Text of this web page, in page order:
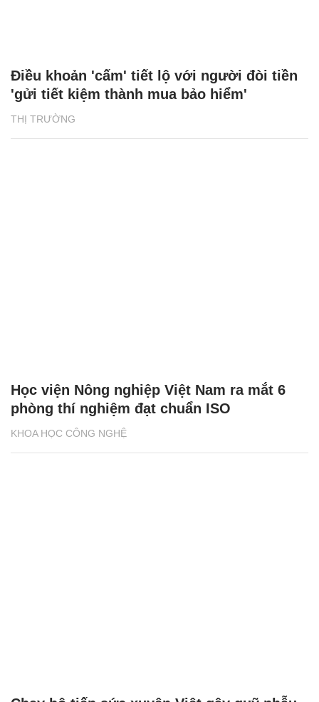
THỊ TRƯỜNG
Điều khoản 'cấm' tiết lộ với người đòi tiền
'gửi tiết kiệm thành mua bảo hiểm'
KHOA HỌC CÔNG NGHỆ
Học viện Nông nghiệp Việt Nam ra mắt 6
phòng thí nghiệm đạt chuẩn ISO